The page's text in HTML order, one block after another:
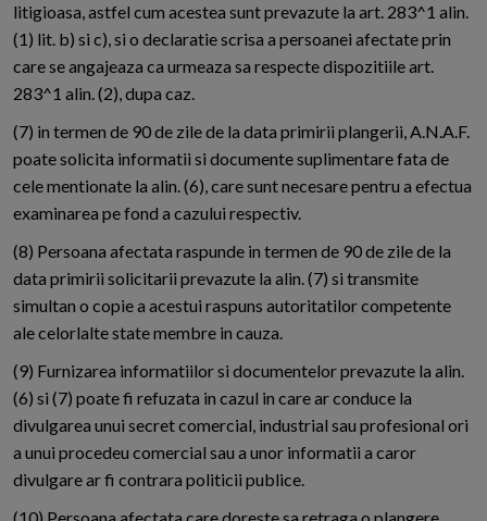
litigioasa, astfel cum acestea sunt prevazute la art. 283^1 alin.
(1) lit. b) si c), si o declaratie scrisa a persoanei afectate prin
care se angajeaza ca urmeaza sa respecte dispozitiile art.
283^1 alin. (2), dupa caz.
(7) in termen de 90 de zile de la data primirii plangerii, A.N.A.F.
poate solicita informatii si documente suplimentare fata de
cele mentionate la alin. (6), care sunt necesare pentru a efectua
examinarea pe fond a cazului respectiv.
(8) Persoana afectata raspunde in termen de 90 de zile de la
data primirii solicitarii prevazute la alin. (7) si transmite
simultan o copie a acestui raspuns autoritatilor competente
ale celorlalte state membre in cauza.
(9) Furnizarea informatiilor si documentelor prevazute la alin.
(6) si (7) poate fi refuzata in cazul in care ar conduce la
divulgarea unui secret comercial, industrial sau profesional ori
a unui procedeu comercial sau a unor informatii a caror
divulgare ar fi contrara politicii publice.